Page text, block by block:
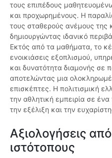
τους επιπέδους
και προχωρημένους. Η
τους σταθερούς ανέμους της
δημιουργώντας ιδανικό
Εκτός από τα μαθήματα, το
ενοικιάσεις εξοπλισμού,
και δυνατότητα διαμονής σε
αποτελώντας μια
επισκέπτες. Η πολιτισμική
την αθλητική εμπειρία σε
την εξέλιξη και την
Αξιολογήσεις
ιστότοπους